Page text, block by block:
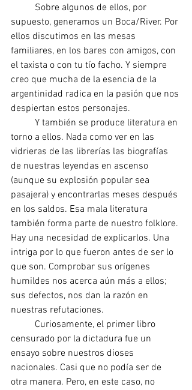
supuesto, generamos un Boca/River. Por
ellos discutimos en las mesas
familiares, en los bares con amigos, con
el taxista o con tu tío facho. Y siempre
creo que mucha de la esencia de la
argentinidad radica en la pasión que nos
despiertan estos personajes.
torno a ellos. Nada como ver en las
vidrieras de las librerías las biografías
de nuestras leyendas en ascenso
(aunque su explosión popular sea
pasajera) y encontrarlas meses después
en los saldos. Esa mala literatura
también forma parte de nuestro folklore.
Hay una necesidad de explicarlos. Una
intriga por lo que fueron antes de ser lo
que son. Comprobar sus orígenes
humildes nos acerca aún más a ellos;
sus defectos, nos dan la razón en
nuestras refutaciones.
censurado por la dictadura fue un
ensayo sobre nuestros dioses
nacionales. Casi que no podía ser de
otra manera. Pero, en este caso, no